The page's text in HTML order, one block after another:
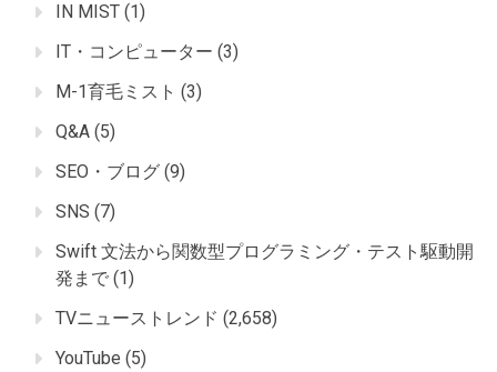
IN MIST (1)
IT・コンピューター (3)
M-1育毛ミスト (3)
Q&A (5)
SEO・ブログ (9)
SNS (7)
Swift 文法から関数型プログラミング・テスト駆動開
発まで (1)
TVニューストレンド (2,658)
YouTube (5)